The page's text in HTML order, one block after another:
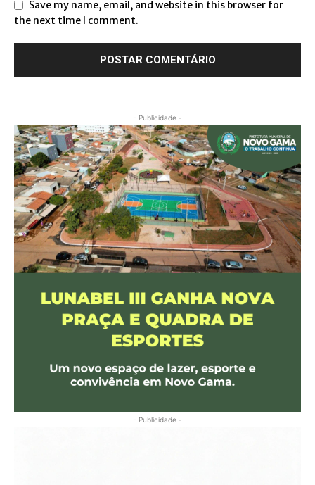
Save my name, email, and website in this browser for
the next time I comment.
- Publicidade -
- Publicidade -